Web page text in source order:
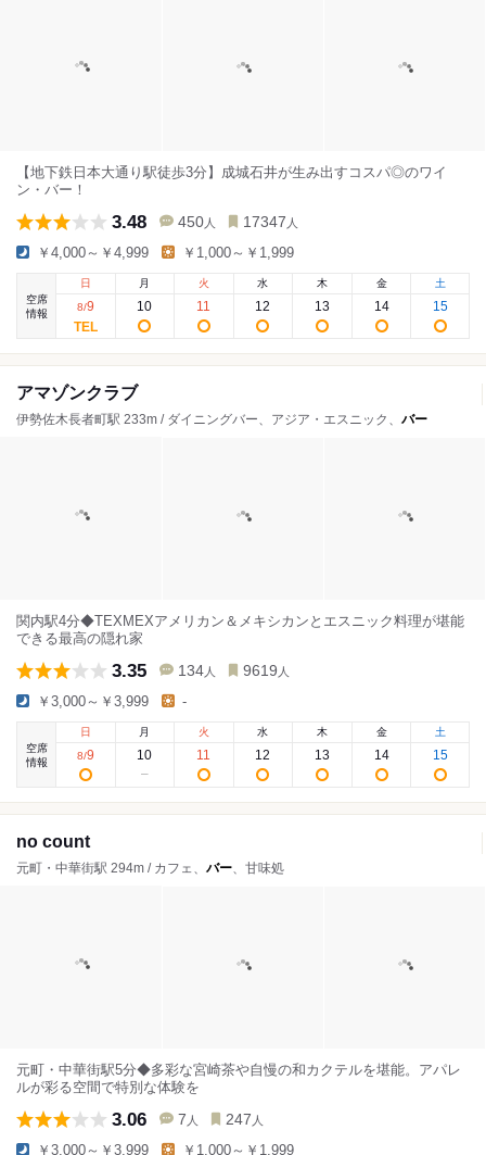
【地下鉄日本大通り駅徒歩3分】成城石井が生み出すコスパ◎のワイ
ン・バー！
3.48 450 人 17347 人
￥4,000～￥4,999 ￥1,000～￥1,999
空席
情報
日
8/9
月
10
火
11
水
12
木
13
金
14
土
15
アマゾンクラブ
伊勢佐木長者町駅 233m / ダイニングバー、アジア・エスニック、 バー
関内駅4分◆TEXMEXアメリカン＆メキシカンとエスニック料理が堪能
できる最高の隠れ家
3.35 134 人 9619 人
￥3,000～￥3,999 -
空席
情報
日
8/9
月
10
火
11
水
12
木
13
金
14
土
15
no count
元町・中華街駅 294m / カフェ、 バー、甘味処
元町・中華街駅5分◆多彩な宮崎茶や自慢の和カクテルを堪能。アパレ
ルが彩る空間で特別な体験を
3.06 7 人 247 人
￥3,000～￥3,999 ￥1,000～￥1,999